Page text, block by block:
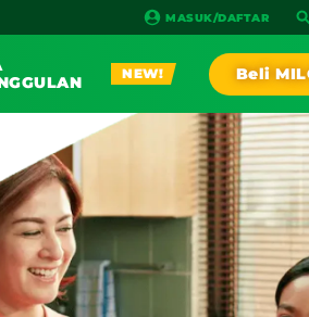
MASUK/DAFTAR
RACE NEW!
NEW! Beli